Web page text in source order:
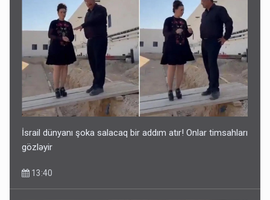
İsrail dünyanı şoka salacaq bir addım atır! Onlar timsahları
gözləyir
13:40